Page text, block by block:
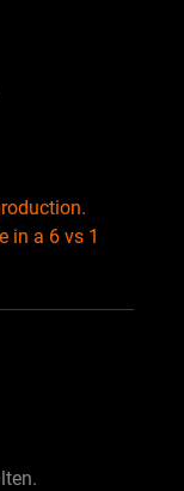
in a 6 vs 1